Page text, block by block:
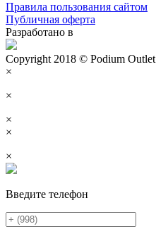
Правила пользования сайтом
Публичная оферта
Разработано в
Copyright 2018 © Podium Outlet
×
×
×
×
×
Введите телефон